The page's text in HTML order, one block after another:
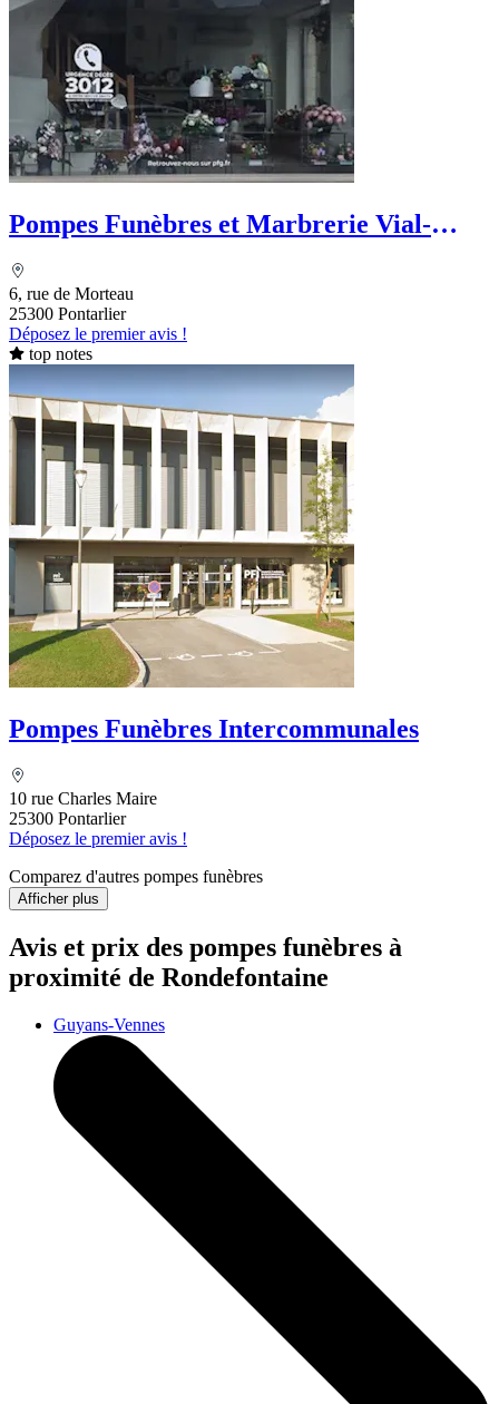
Pompes Funèbres et Marbrerie Vial-
6, rue de Morteau
25300 Pontarlier
Déposez le premier avis !
top notes
Pompes Funèbres Intercommunales
10 rue Charles Maire
25300 Pontarlier
Déposez le premier avis !
Comparez d'autres pompes funèbres
Afficher plus
Avis et prix des pompes funèbres à
proximité de Rondefontaine
Guyans-Vennes